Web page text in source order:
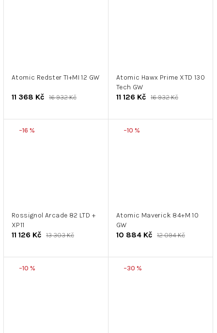
Atomic Redster TI+MI 12 GW
11 368 Kč 16 932 Kč
Atomic Hawx Prime XTD 130
Tech GW
11 126 Kč 16 932 Kč
–16 %
Rossignol Arcade 82 LTD +
XP11
11 126 Kč 13 303 Kč
–10 %
Atomic Maverick 84+M 10
GW
10 884 Kč 12 094 Kč
–10 % –30 %